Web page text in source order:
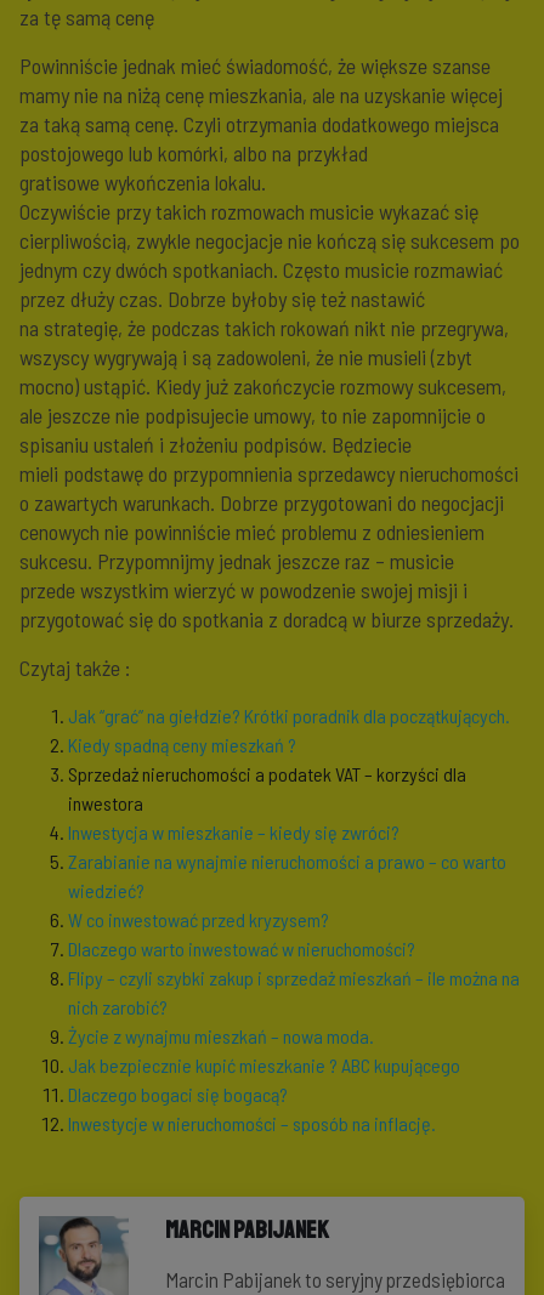
za tę samą cenę
Powinniście jednak mieć świadomość, że większe szanse
mamy nie na niżą cenę mieszkania, ale na uzyskanie więcej
za taką samą cenę. Czyli otrzymania dodatkowego miejsca
postojowego lub komórki, albo na przykład
gratisowe wykończenia lokalu.
Oczywiście przy takich rozmowach musicie wykazać się
cierpliwością, zwykle negocjacje nie kończą się sukcesem po
jednym czy dwóch spotkaniach. Często musicie rozmawiać
przez dłuży czas. Dobrze byłoby się też nastawić
na strategię, że podczas takich rokowań nikt nie przegrywa,
wszyscy wygrywają i są zadowoleni, że nie musieli (zbyt
mocno) ustąpić. Kiedy już zakończycie rozmowy sukcesem,
ale jeszcze nie podpisujecie umowy, to nie zapomnijcie o
spisaniu ustaleń i złożeniu podpisów. Będziecie
mieli podstawę do przypomnienia sprzedawcy nieruchomości
o zawartych warunkach. Dobrze przygotowani do negocjacji
cenowych nie powinniście mieć problemu z odniesieniem
sukcesu. Przypomnijmy jednak jeszcze raz – musicie
przede wszystkim wierzyć w powodzenie swojej misji i
przygotować się do spotkania z doradcą w biurze sprzedaży.
Czytaj także :
Jak “grać” na giełdzie? Krótki poradnik dla początkujących.
Kiedy spadną ceny mieszkań ?
Sprzedaż nieruchomości a podatek VAT – korzyści dla
inwestora
Inwestycja w mieszkanie – kiedy się zwróci?
Zarabianie na wynajmie nieruchomości a prawo – co warto
wiedzieć?
W co inwestować przed kryzysem?
Dlaczego warto inwestować w nieruchomości?
Flipy – czyli szybki zakup i sprzedaż mieszkań – ile można na
nich zarobić?
Życie z wynajmu mieszkań – nowa moda.
Jak bezpiecznie kupić mieszkanie ? ABC kupującego
Dlaczego bogaci się bogacą?
Inwestycje w nieruchomości – sposób na inflację.
Marcin Pabijanek
Marcin Pabijanek to seryjny przedsiębiorca